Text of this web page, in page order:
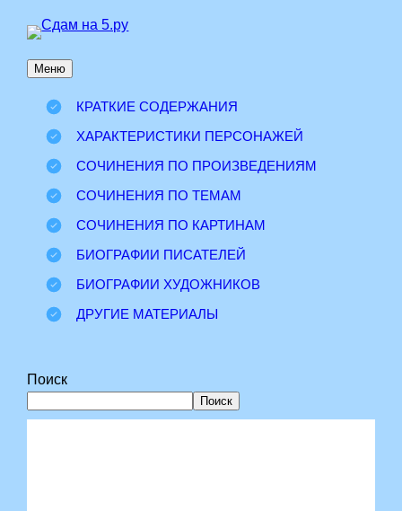
Перейти
содержимому
Меню
КРАТКИЕ СОДЕРЖАНИЯ
ХАРАКТЕРИСТИКИ ПЕРСОНАЖЕЙ
СОЧИНЕНИЯ ПО ПРОИЗВЕДЕНИЯМ
СОЧИНЕНИЯ ПО ТЕМАМ
СОЧИНЕНИЯ ПО КАРТИНАМ
БИОГРАФИИ ПИСАТЕЛЕЙ
БИОГРАФИИ ХУДОЖНИКОВ
ДРУГИЕ МАТЕРИАЛЫ
Поиск
Поиск